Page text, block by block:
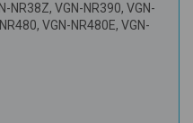
NR38Z, VGN-NR390, VGN-
VGN-NR480E, VGN-